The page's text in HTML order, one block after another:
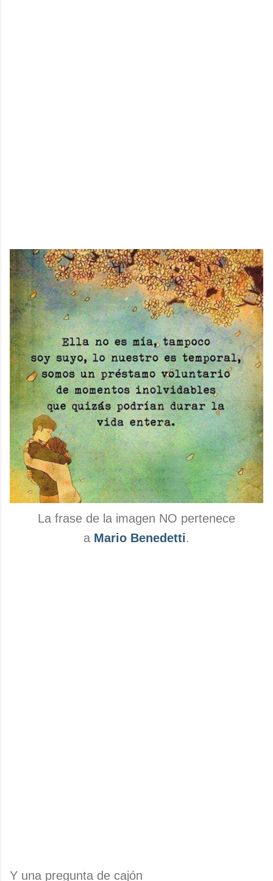
La frase de la imagen NO pertenece
a Mario Benedetti.
Y una pregunta de cajón